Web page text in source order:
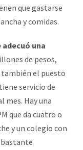
que gastarse
y comidas.
adecuó una
de pesos,
el puesto
servicio de
mes. Hay una
que da cuatro o
y un colegio con
bastante